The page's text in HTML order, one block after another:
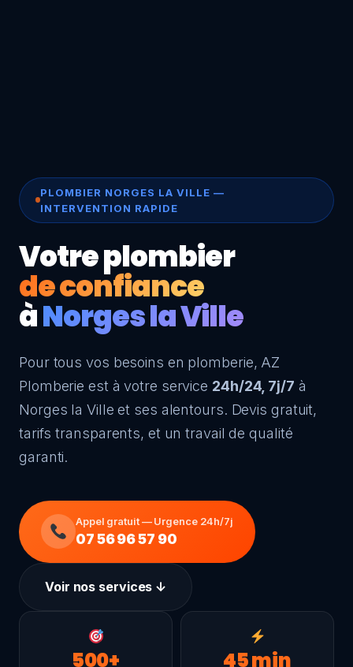
PLOMBIER NORGES LA VILLE —
INTERVENTION RAPIDE
Votre plombier
de confiance
àNorges la Ville
Pour tous vos besoins en plomberie, AZ
Plomberie est à votre service 24h/24, 7j/7 à
Norges la Ville et ses alentours. Devis gratuit,
tarifs transparents, et un travail de qualité
garanti.
Appel gratuit — Urgence 24h/7j
07 56 96 57 90
Voir nos services ↓
500+ 45min